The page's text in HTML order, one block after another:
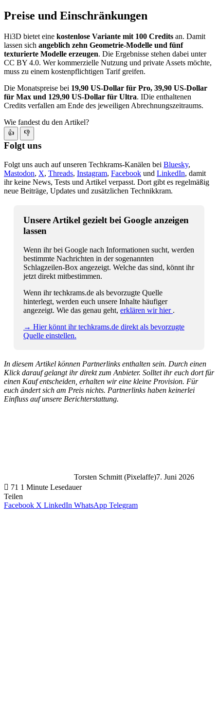
Preise und Einschränkungen
Hi3D bietet eine kostenlose Variante mit 100 Credits an. Damit
lassen sich angeblich zehn Geometrie-Modelle und fünf
texturierte Modelle erzeugen. Die Ergebnisse stehen dabei unter
CC BY 4.0. Wer kommerzielle Nutzung und private Assets möchte,
muss zu einem kostenpflichtigen Tarif greifen.
Die Monatspreise bei 19,90 US-Dollar für Pro, 39,90 US-Dollar
für Max und 129,90 US-Dollar für Ultra. IDie enthaltenen
Credits verfallen am Ende des jeweiligen Abrechnungszeitraums.
Wie fandest du den Artikel?
👍 👎
Folgt uns
Folgt uns auch auf unseren Techkrams-Kanälen bei Bluesky,
Mastodon, X, Threads, Instagram, Facebook und LinkedIn, damit
ihr keine News, Tests und Artikel verpasst. Dort gibt es regelmäßig
neue Beiträge, Updates und zusätzlichen Technikkram.
Unsere Artikel gezielt bei Google anzeigen
lassen
Wenn ihr bei Google nach Informationen sucht, werden
bestimmte Nachrichten in der sogenannten
Schlagzeilen-Box angezeigt. Welche das sind, könnt ihr
jetzt direkt mitbestimmen.
Wenn ihr techkrams.de als bevorzugte Quelle
hinterlegt, werden euch unsere Inhalte häufiger
angezeigt. Wie das genau geht, erklären wir hier .
→ Hier könnt ihr techkrams.de direkt als bevorzugte
Quelle einstellen.
In diesem Artikel können Partnerlinks enthalten sein. Durch einen
Klick darauf gelangt ihr direkt zum Anbieter. Solltet ihr euch dort für
einen Kauf entscheiden, erhalten wir eine kleine Provision. Für
euch ändert sich am Preis nichts. Partnerlinks haben keinerlei
Einfluss auf unsere Berichterstattung.
Torsten Schmitt (Pixelaffe)7. Juni 2026
71 1 Minute Lesedauer
Teilen
Facebook X LinkedIn WhatsApp Telegram